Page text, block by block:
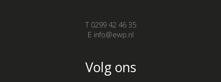
T 0299 42 46 35
E info@ewp.nl
Volg ons